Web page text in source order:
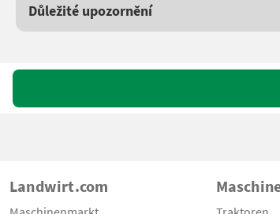
Důležité upozornění
Landwirt.com